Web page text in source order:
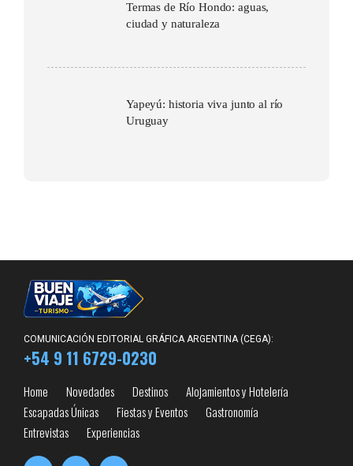
Termas de Río Hondo: aguas,
ciudad y naturaleza
Yapeyú: historia viva junto al río
Uruguay
COMUNICACIÓN EDITORIAL GRÁFICA ARGENTINA (CEGA):
+54 9 11 6729-0230
Home Novedades Destinos
Alojamientos y Hotelería
Escapadas Únicas
Fiestas y Eventos
Gastronomía
Entrevistas
Experiencias